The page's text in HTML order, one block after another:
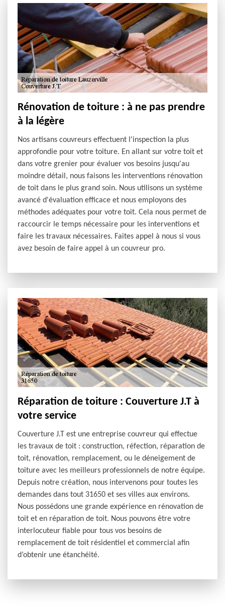
Rénovation de toiture : à ne pas prendre
à la légère
Nos artisans couvreurs effectuent l'inspection la plus
approfondie pour votre toiture. En allant sur votre toit et
dans votre grenier pour évaluer vos besoins jusqu'au
moindre détail, nous faisons les interventions rénovation
de toit dans le plus grand soin. Nous utilisons un système
avancé d'évaluation efficace et nous employons des
méthodes adéquates pour votre toit. Cela nous permet de
raccourcir le temps nécessaire pour les interventions et
faire les travaux nécessaires. Faites appel à nous si vous
avez besoin de faire appel à un couvreur pro.
Réparation de toiture : Couverture J.T à
votre service
Couverture J.T est une entreprise couvreur qui effectue
les travaux de toit : construction, réfection, réparation de
toit, rénovation, remplacement, ou le déneigement de
toiture avec les meilleurs professionnels de notre équipe.
Depuis notre création, nous intervenons pour toutes les
demandes dans tout 31650 et ses villes aux environs.
Nous possédons une grande expérience en rénovation de
toit et en réparation de toit. Nous pouvons être votre
interlocuteur fiable pour tous vos besoins de
remplacement de toit résidentiel et commercial afin
d’obtenir une étanchéité.